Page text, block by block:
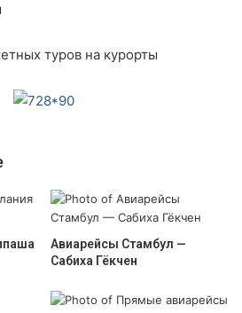
туров на курорты
Авиарейсы Стамбул —
Сабиха Гёкчен